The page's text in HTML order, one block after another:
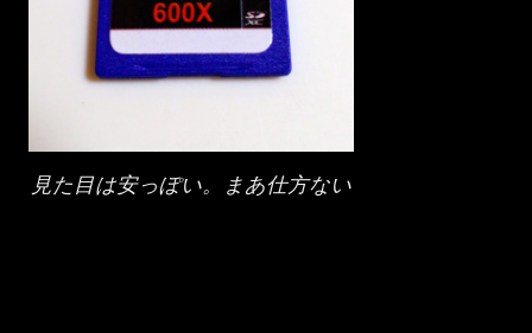
見た目は安っぽい。まあ仕方ない